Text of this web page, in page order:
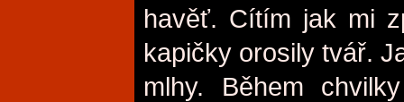
havěť. Cítím jak mi
kapičky orosily tvář.
mlhy. Během